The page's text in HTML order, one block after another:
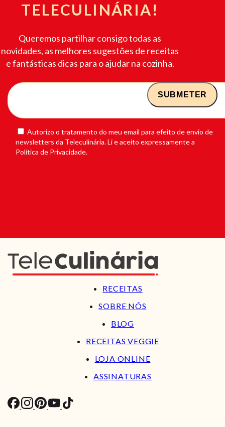
TELECULINÁRIA!
Queremos partilhar consigo todas as
novidades, as melhores sugestões de receitas
e fantásticas dicas para o ajudar na cozinha.
Autorizo o tratamento do meu email para efeito de envio de
newsletters da Teleculinária. Li e aceito expressamente a
Política de Privacidade.
RECEITAS
SOBRE NÓS
BLOG
RECEITAS VEGGIE
LOJA ONLINE
ASSINATURAS